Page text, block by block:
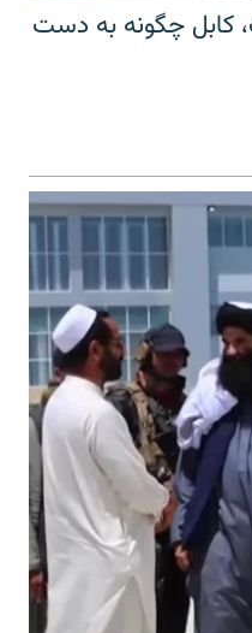
کابل چگونه به دست